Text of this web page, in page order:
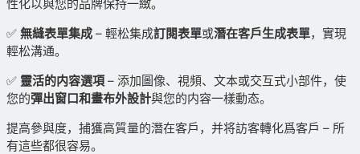
性化以與您的品牌保持一緻。
✅ 無縫表單集成 – 輕松集成訂閱表單或潛在客戶生成表單，實現
輕松溝通。
✅ 靈活的内容選項 – 添加圖像、視頻、文本或交互式小部件，使
您的彈出窗口和畫布外設計與您的内容一樣動态。
提高參與度，捕獲高質量的潛在客戶，并将訪客轉化爲客戶 – 所
有這些都很容易。